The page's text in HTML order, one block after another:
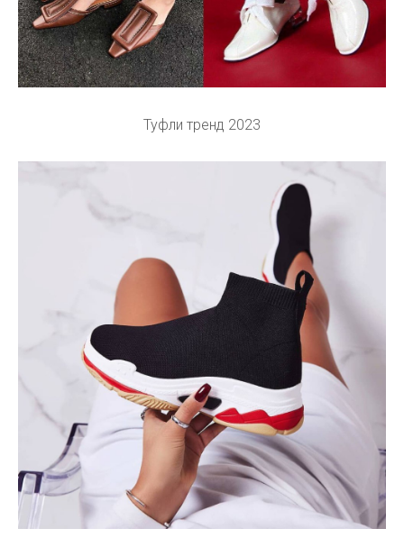
Туфли тренд 2023